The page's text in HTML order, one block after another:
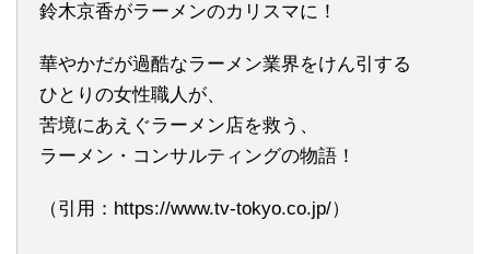
鈴木京香がラーメンのカリスマに！
華やかだが過酷なラーメン業界をけん引する
ひとりの女性職人が、
苦境にあえぐラーメン店を救う、
ラーメン・コンサルティングの物語！
（引用：https://www.tv-tokyo.co.jp/）